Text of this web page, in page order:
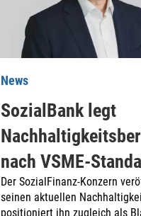
News
SozialBank legt
nach VSME-
Der SozialFinanz-Konzern
seinen aktuellen
positioniert ihn zugleich als